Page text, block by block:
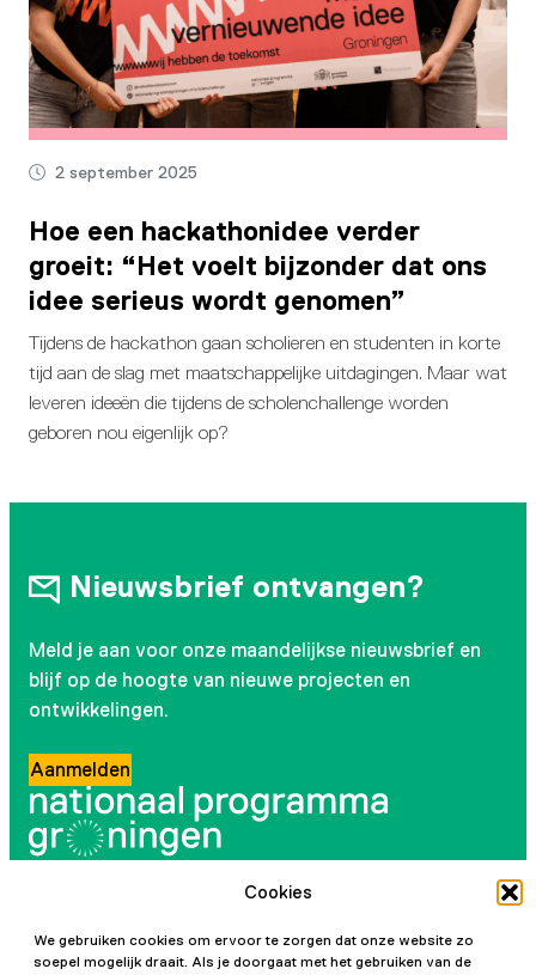
Cookies
We gebruiken cookies om ervoor te zorgen dat onze website zo
soepel mogelijk draait. Als je doorgaat met het gebruiken van de
2 september 2025
Hoe een hackathonidee verder
groeit: “Het voelt bijzonder dat ons
idee serieus wordt genomen”
Tijdens de hackathon gaan scholieren en studenten in korte
tijd aan de slag met maatschappelijke uitdagingen. Maar wat
leveren ideeën die tijdens de scholenchallenge worden
geboren nou eigenlijk op?
Nieuwsbrief ontvangen?
Meld je aan voor onze maandelijkse nieuwsbrief en
blijf op de hoogte van nieuwe projecten en
ontwikkelingen.
Aanmelden